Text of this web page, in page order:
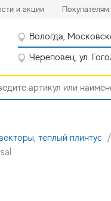
и акции(current)Покупателям
Вологда,
Череповец, ул.
теплый плинтус